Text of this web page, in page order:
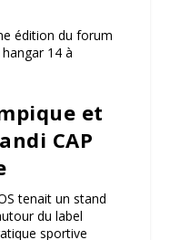
édition du forum
14 à
et
CAP
tenait un stand
du label
sportive